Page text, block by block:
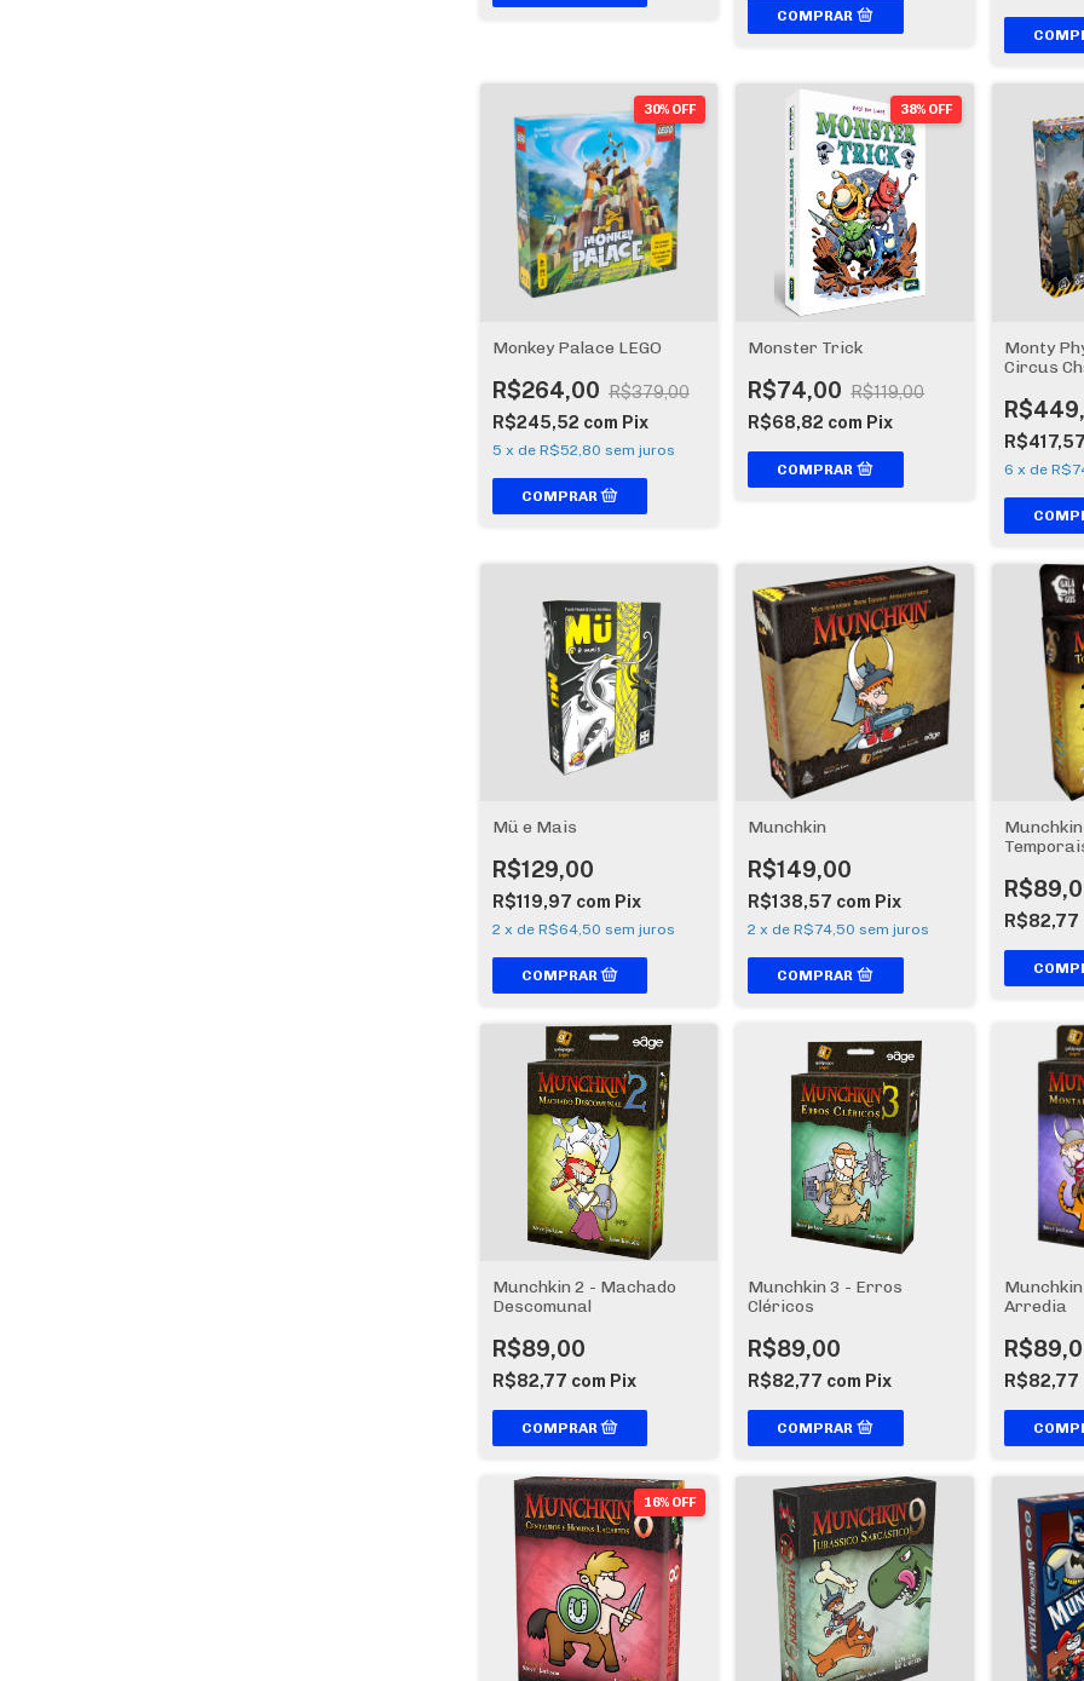
30% OFF
Monkey Palace LEGO
R$264,00 R$379,00
R$245,52 com Pix
5 x de R$52,80 sem juros
38% OFF
Monster Trick
R$74,00 R$119,00
R$68,82 com Pix
Monty
Circus
Edição
6 x de
Mü e Mais
R$129,00
R$119,97 com Pix
2 x de R$64,50 sem juros
Munchkin
R$149,00
R$138,57 com Pix
2 x deR$74,50 sem juros R$82,77
Munchkin 2 - Machado
Descomunal
R$89,00
R$82,77 com Pix
Munchkin 3 - Erros
Cléricos
R$89,00
R$82,77 com Pix
Arredia
R$82,77
16% OFF